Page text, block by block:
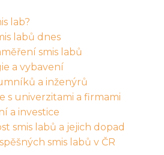
lab?
labů dnes
smis labů
a vybavení
a inženýrů
s univerzitami a firmami
a investice
smis labů a jejich dopad
smis labů v ČR